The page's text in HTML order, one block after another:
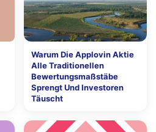
Warum Die Applovin Aktie
Alle Traditionellen
Bewertungsmaßstäbe
Sprengt Und Investoren
Täuscht